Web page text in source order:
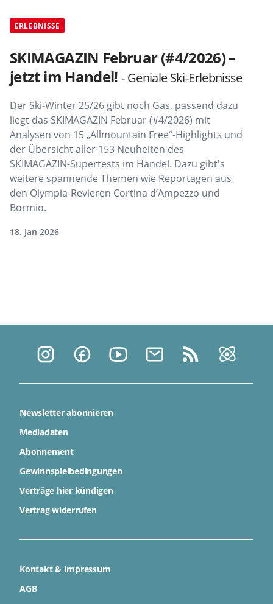
ERLEBNISSE
SKIMAGAZIN Februar (#4/2026) –
jetzt im Handel!- Geniale Ski-Erlebnisse
Der Ski-Winter 25/26 gibt noch Gas, passend dazu
liegt das SKIMAGAZIN Februar (#4/2026) mit
Analysen von 15 „Allmountain Free“-Highlights und
der Übersicht aller 153 Neuheiten des
SKIMAGAZIN-Supertests im Handel. Dazu gibt's
weitere spannende Themen wie Reportagen aus
den Olympia-Revieren Cortina d’Ampezzo und
Bormio.
18. Jan 2026
Newsletter abonnieren
Mediadaten
Abonnement
Gewinnspielbedingungen
Verträge hier kündigen
Vertrag widerrufen
Kontakt & Impressum
AGB